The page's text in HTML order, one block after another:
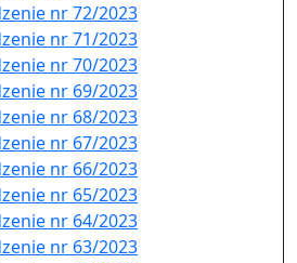
nr 72/2023
nr 71/2023
nr 70/2023
nr 69/2023
nr 68/2023
nr 67/2023
nr 66/2023
nr 65/2023
nr 64/2023
nr 63/2023